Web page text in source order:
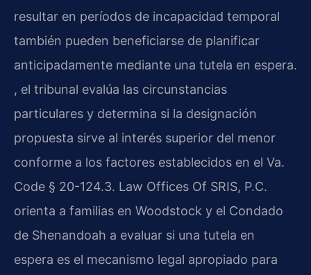
resultar en períodos de incapacidad temporal
también pueden beneficiarse de planificar
anticipadamente mediante una tutela en espera.
, el tribunal evalúa las circunstancias
particulares y determina si la designación
propuesta sirve al interés superior del menor
conforme a los factores establecidos en el Va.
Code § 20-124.3. Law Offices Of SRIS, P.C.
orienta a familias en Woodstock y el Condado
de Shenandoah a evaluar si una tutela en
espera es el mecanismo legal apropiado para